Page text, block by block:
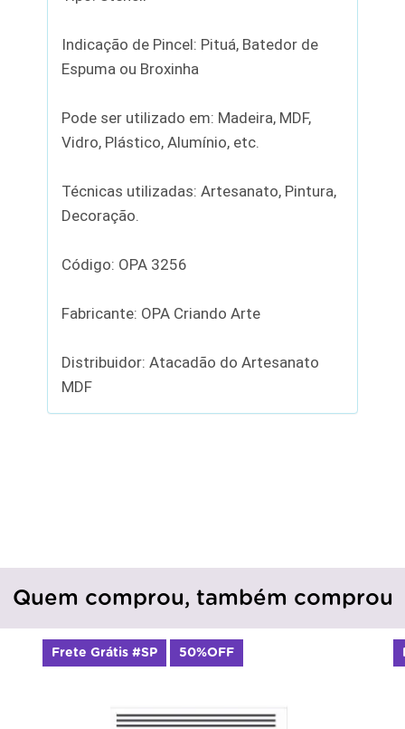
Indicação de Pincel: Pituá, Batedor de
Espuma ou Broxinha
Pode ser utilizado em: Madeira, MDF,
Vidro, Plástico, Alumínio, etc.
Técnicas utilizadas: Artesanato, Pintura,
Decoração.
Código: OPA 3256
Fabricante: OPA Criando Arte
Distribuidor: Atacadão do Artesanato
MDF
Quem comprou, também comprou
Frete Grátis #SP 50%OFF